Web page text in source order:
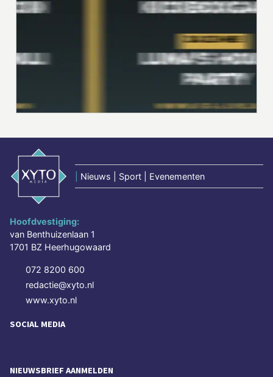
Nieuws | Sport | Evenementen
Hoofdvestiging:
van Benthuizenlaan 1
1701 BZ Heerhugowaard
072 8200 600
redactie@xyto.nl
www.xyto.nl
SOCIAL MEDIA
NIEUWSBRIEF AANMELDEN